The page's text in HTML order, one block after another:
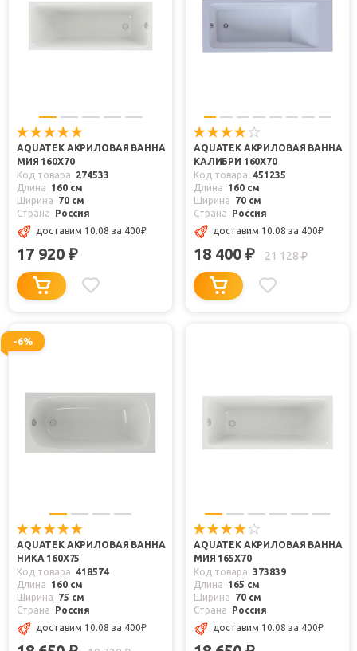
AQUATEK АКРИЛОВАЯ ВАННА
МИЯ 160X70
Код товара
274533
Длина
160 см
Ширина
70 см
Страна
Россия
доставим 10.08 за 400₽
17 920 ₽
AQUATEK АКРИЛОВАЯ ВАННА
КАЛИБРИ 160X70
Код товара
451235
Длина
160 см
Ширина
70 см
Страна
Россия
доставим 10.08 за 400₽
18 400 ₽ 21 128₽
-6%
AQUATEK АКРИЛОВАЯ ВАННА
НИКА 160X75
Код товара
418574
Длина
160 см
Ширина
75 см
Страна
Россия
доставим 10.08 за 400₽
AQUATEK АКРИЛОВАЯ ВАННА
МИЯ 165X70
Код товара 373839
Длина
165 см
Ширина
70 см
Страна
Россия
доставим 10.08 за 400₽